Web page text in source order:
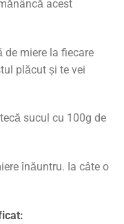
acest
de miere la fiecare
plăcut și te vei
sucul cu 100g de
înăuntru. Ia câte o